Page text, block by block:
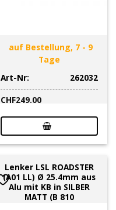
auf Bestellung, 7 - 9
Tage
Art-Nr:
262032
CHF249.00
Lenker LSL ROADSTER
(A01 LL) Ø 25.4mm aus
Alu mit KB in SILBER
MATT (B 810